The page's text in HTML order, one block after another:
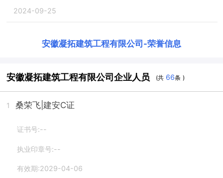
2024-09-25
安徽凝拓建筑工程有限公司 -荣誉信息
安徽凝拓建筑工程有限公司企业人员 (共 66条 )
1 桑荣飞 |建安C证
证书号:--
执业印章号:--
有效期:2029-04-06